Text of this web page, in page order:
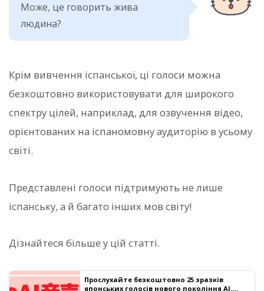
Може, це говорить жива
людина?
Крім вивчення іспанської, ці голоси можна
безкоштовно використовувати для широкого
спектру цілей, наприклад, для озвучення відео,
орієнтованих на іспаномовну аудиторію в усьому
світі.
Представлені голоси підтримують не лише
іспанську, а й багато інших мов світу!
Дізнайтеся більше у цій статті.
Прослухайте безкоштовно 25 зразків
японських голосів нового покоління AI.